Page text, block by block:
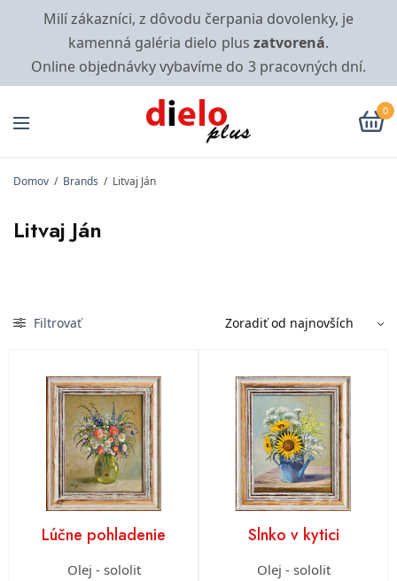
Milí zákazníci, z dôvodu čerpania dovolenky, je
kamenná galéria dielo plus zatvorená.
Online objednávky vybavíme do 3 pracovných dní.
0
Domov / Brands / Litvaj Ján
Litvaj Ján
Filtrovať
Lúčne pohladenie
Olej - sololit
Slnko v kytici
Olej - sololit